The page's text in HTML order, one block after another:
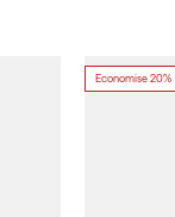
Economise 20%